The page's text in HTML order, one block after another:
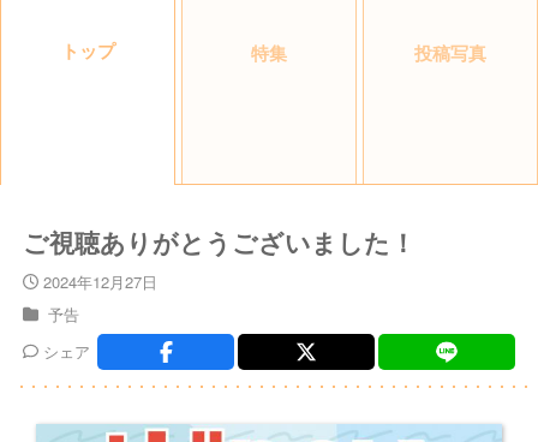
トップ 特集 投稿写真
ご視聴ありがとうございました！
2024年12月27日
予告
シェア